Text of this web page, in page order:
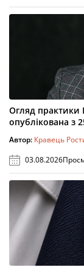
Огляд практики
опублікована з
Автор: Кравець
03.08.2026